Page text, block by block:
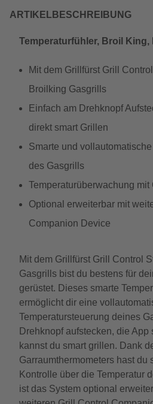
ARTIKELBESCHREIBUNG
Temperaturfühler, Broil King,
Mit dem Grillfürst Grill
Broilking Gasgrills
Einfach am Drehknopf
direkt smart Grillen
Smarte und
des Gasgrills
Temperaturüberwachung mit
Optional erweiterbar mit
Companion Device
Mit dem Grillfürst Grill Control
Gasgrills bist du bestens für
gerüstet. Dieses smarte
ermöglicht dir eine
Temperatursteuerung deines
Drehknopf aufstecken, die App
kannst du smart grillen. Dank
Garraumthermometers hast du
Kontrolle über die Temperatur
ist das System optional